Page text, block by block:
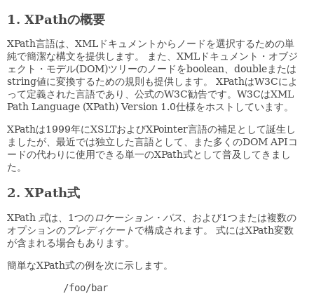
1. XPathの概要
XPath言語は、XMLドキュメントからノードを選択するための単
純で簡潔な構文を提供します。
また、XMLドキュメント・オブジ
ェクト・モデル(DOM)ツリーのノードをboolean、doubleまたは
string値に変換するための規則も提供します。
XPathはW3Cによ
って定義された言語であり、公式のW3C勧告です。W3CはXML
Path Language (XPath) Version 1.0仕様をホストしています。
XPathは1999年にXSLTおよびXPointer言語の補足として誕生し
ましたが、最近では独立した言語として、また多くのDOM APIコ
ードの代わりに使用できる単一のXPath式として普及してきまし
た。
2. XPath式
XPath 式は、1つのロケーション・パス、および1つまたは複数の
オプションのプレディケートで構成されます。
式にはXPath変数
が含まれる場合もあります。
簡単なXPath式の例を次に示します。
     /foo/bar